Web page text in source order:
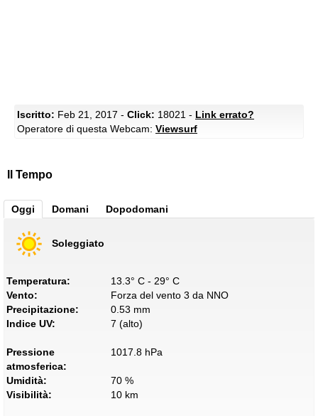
Iscritto: Feb 21, 2017 - Click: 18021 - Link errato?
Operatore di questa Webcam: Viewsurf
Il Tempo
Oggi Domani Dopodomani
Soleggiato
Temperatura:
13.3° C - 29° C
Vento:
Forza del vento 3 da NNO
Precipitazione:
0.53 mm
Indice UV:
7 (alto)
Pressione
atmosferica:
1017.8 hPa
Umidità:
70 %
Visibilità:
10 km